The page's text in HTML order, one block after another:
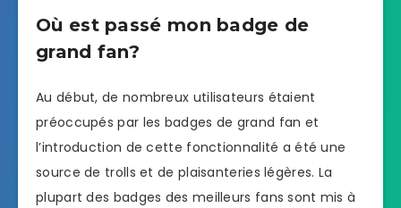
Où est passé mon badge de
grand fan?
Au début, de nombreux utilisateurs étaient
préoccupés par les badges de grand fan et
l’introduction de cette fonctionnalité a été une
source de trolls et de plaisanteries légères. La
plupart des badges des meilleurs fans sont mis à